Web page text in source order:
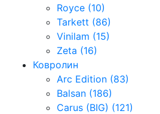
Royce (10)
Tarkett (86)
Vinilam (15)
Zeta (16)
Ковролин
Arc Edition (83)
Balsan (186)
Carus (BIG) (121)